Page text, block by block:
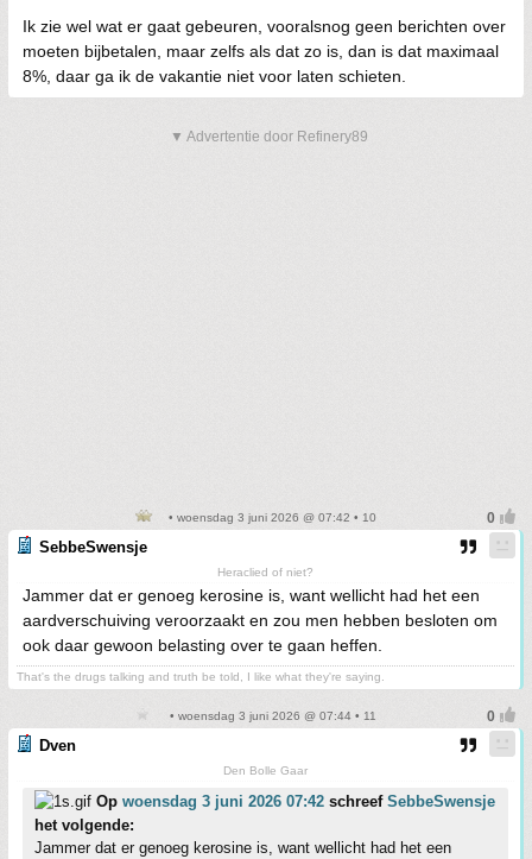
Ik zie wel wat er gaat gebeuren, vooralsnog geen berichten over
moeten bijbetalen, maar zelfs als dat zo is, dan is dat maximaal
8%, daar ga ik de vakantie niet voor laten schieten.
▼ Advertentie door Refinery89
• woensdag 3 juni 2026 @ 07:42 • 10
SebbeSwensje
Heraclied of niet?
Jammer dat er genoeg kerosine is, want wellicht had het een
aardverschuiving veroorzaakt en zou men hebben besloten om
ook daar gewoon belasting over te gaan heffen.
That's the drugs talking and truth be told, I like what they're saying.
• woensdag 3 juni 2026 @ 07:44 • 11
Dven
Den Bolle Gaar
Op woensdag 3 juni 2026 07:42 schreef SebbeSwensje
het volgende:
Jammer dat er genoeg kerosine is, want wellicht had het een